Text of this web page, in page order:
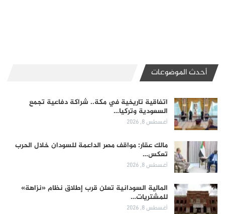
أحدث الموضوعات
اتفاقية تاريخية في مكة.. شراكة دفاعية تجمع
السعودية وتركيا…
أغسطس 8, 2026
مالك عقار: مواقف مصر الداعمة للسودان خلال الحرب
تعكس…
أغسطس 8, 2026
المالية السودانية تعلن قرب إطلاق نظام «نزاهة»
للمشتريات…
أغسطس 8, 2026